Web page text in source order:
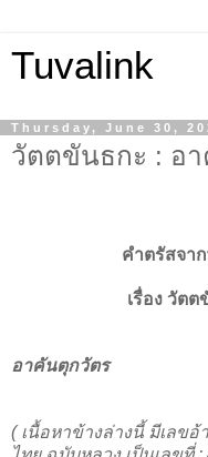
Tuvalink
Thursday, June 30,
วัตตขันธกะ : อ
คำตรัสจา
เรื่อง วัตต
อาคันตุกวัตร
( เนื้อหาข้างล่างนี้ มีเลขอ้